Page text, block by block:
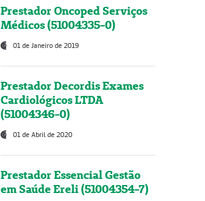
Prestador Oncoped Serviços
Médicos (51004335-0)
01 de Janeiro de 2019
Prestador Decordis Exames
Cardiológicos LTDA
(51004346-0)
01 de Abril de 2020
Prestador Essencial Gestão
em Saúde Ereli (51004354-7)